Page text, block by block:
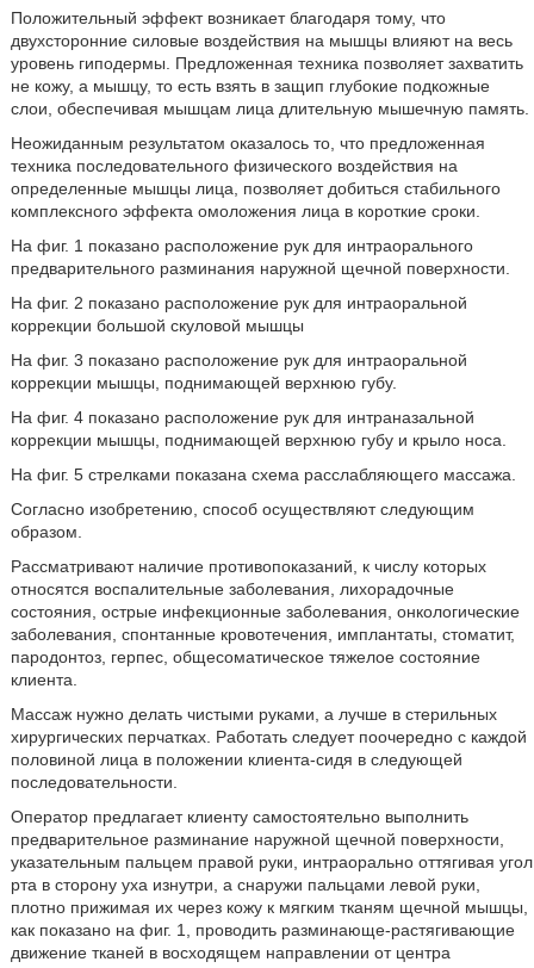
Положительный эффект возникает благодаря тому, что
двухсторонние силовые воздействия на мышцы влияют на весь
уровень гиподермы. Предложенная техника позволяет захватить
не кожу, а мышцу, то есть взять в защип глубокие подкожные
слои, обеспечивая мышцам лица длительную мышечную память.
Неожиданным результатом оказалось то, что предложенная
техника последовательного физического воздействия на
определенные мышцы лица, позволяет добиться стабильного
комплексного эффекта омоложения лица в короткие сроки.
На фиг. 1 показано расположение рук для интраорального
предварительного разминания наружной щечной поверхности.
На фиг. 2 показано расположение рук для интраоральной
коррекции большой скуловой мышцы
На фиг. 3 показано расположение рук для интраоральной
коррекции мышцы, поднимающей верхнюю губу.
На фиг. 4 показано расположение рук для интраназальной
коррекции мышцы, поднимающей верхнюю губу и крыло носа.
На фиг. 5 стрелками показана схема расслабляющего массажа.
Согласно изобретению, способ осуществляют следующим
образом.
Рассматривают наличие противопоказаний, к числу которых
относятся воспалительные заболевания, лихорадочные
состояния, острые инфекционные заболевания, онкологические
заболевания, спонтанные кровотечения, имплантаты, стоматит,
пародонтоз, герпес, общесоматическое тяжелое состояние
клиента.
Массаж нужно делать чистыми руками, а лучше в стерильных
хирургических перчатках. Работать следует поочередно с каждой
половиной лица в положении клиента-сидя в следующей
последовательности.
Оператор предлагает клиенту самостоятельно выполнить
предварительное разминание наружной щечной поверхности,
указательным пальцем правой руки, интраорально оттягивая угол
рта в сторону уха изнутри, а снаружи пальцами левой руки,
плотно прижимая их через кожу к мягким тканям щечной мышцы,
как показано на фиг. 1, проводить разминающе-растягивающие
движение тканей в восходящем направлении от центра